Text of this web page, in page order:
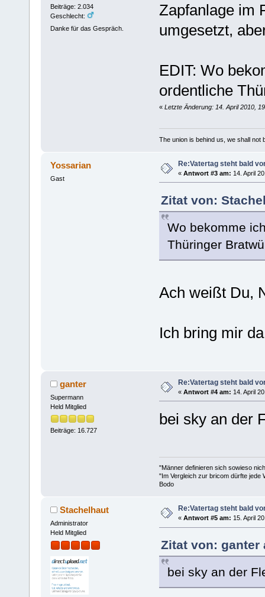
Beiträge: 2.034
Geschlecht:
Danke für das Gespräch.
Zapfanlage im
umgesetzt,
EDIT: Wo
ordentliche
« Letzte Änderung: 14. April 2010,
The union is behind us, we shall not
Yossarian
Gast
Re:Vatertag steht bald
« Antwort #3 am: 14. April
Zitat von:
Wo bekomme
Thüringer
Ach weißt Du,
Ich bring mir
ganter
Supermann
Held Mitglied
Beiträge: 16.727
Re:Vatertag steht bald
« Antwort #4 am: 14. April
bei sky an der
"Männer definieren sich sowieso
"Im Vergleich zur bricom dürfte jede
Bodo
Stachelhaut
Administrator
Held Mitglied
Re:Vatertag steht bald
« Antwort #5 am: 15. April
Zitat von: ganter
bei sky an der